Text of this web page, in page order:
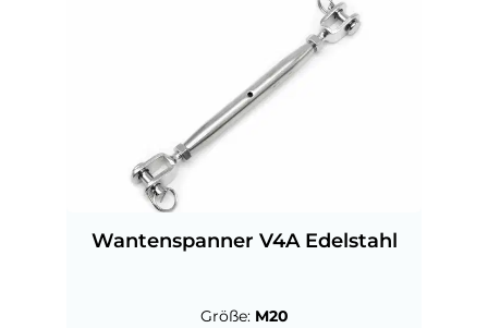
Wantenspanner V4A Edelstahl
Größe: M20